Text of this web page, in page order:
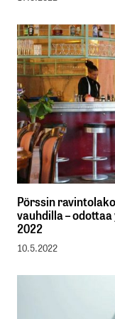
Pörssin
vauhdilla –
2022
10.5.2022